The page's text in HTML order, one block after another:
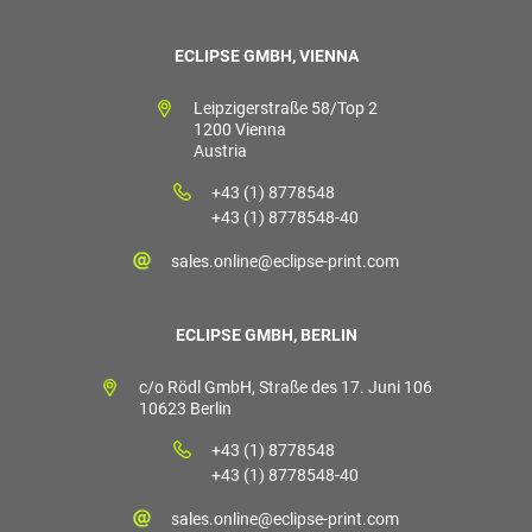
ECLIPSE GMBH, VIENNA
Leipzigerstraße 58/Top 2
1200 Vienna
Austria
+43 (1) 8778548
+43 (1) 8778548-40
sales.online@eclipse-print.com
ECLIPSE GMBH, BERLIN
c/o Rödl GmbH, Straße des 17. Juni 106
10623 Berlin
+43 (1) 8778548
+43 (1) 8778548-40
sales.online@eclipse-print.com